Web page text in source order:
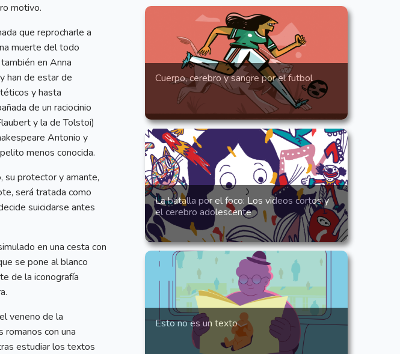
motivo.
que reprocharle a
muerte del todo
en Anna
han de estar de
y hasta
de un raciocinio
y la de Tolstoi)
Antonio y
menos conocida.
su protector y amante,
será tratada como
suicidarse antes
en una cesta con
se pone al blanco
de la iconografía
veneno de la
romanos con una
estudiar los textos
Cuerpo, cerebro y sangre por el futbol
La batalla por el foco: Los videos cortos y
el cerebro adolescente
Esto no es un texto